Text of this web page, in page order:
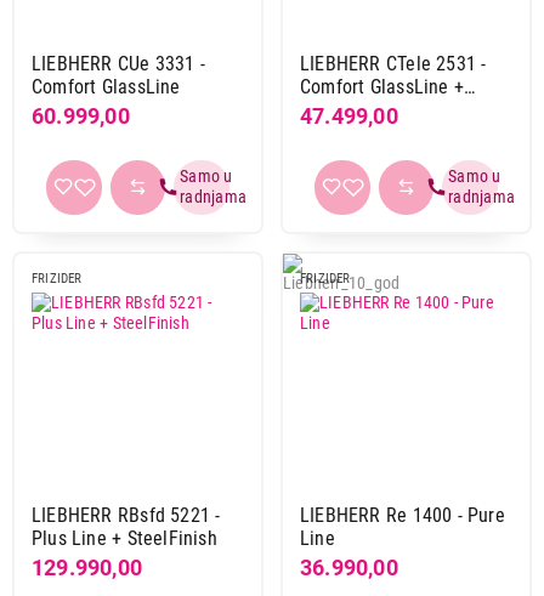
LIEBHERR CUe 3331 -
Comfort GlassLine
60.999,00
LIEBHERR CTele 2531 -
Comfort GlassLine +
SteelLook
47.499,00
FRIZIDER
LIEBHERR RBsfd 5221 -
Plus Line + SteelFinish
129.990,00
FRIZIDER
LIEBHERR Re 1400 - Pure
Line
36.990,00